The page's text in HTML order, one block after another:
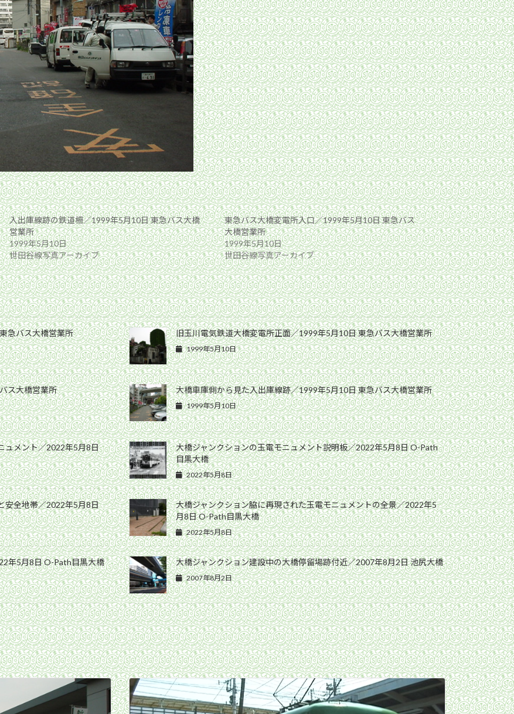
入出庫線跡の鉄道柵／1999年5月10日 東急バス大橋
営業所
1999年5月10日
世田谷線写真アーカイブ
東急バス大橋変電所入口／1999年5月10日 東急バス
大橋営業所
1999年5月10日
世田谷線写真アーカイブ
急バス大橋営業所 旧玉川電気鉄道大橋変電所正面／1999年5月10日 東急バス大橋営業所
1999年5月10日
ス大橋営業所 大橋車庫側から見た入出庫線跡／1999年5月10日 東急バス大橋営業所
1999年5月10日
ュメント／2022年5月8日
大橋ジャンクションの玉電モニュメント説明板／2022年5月8日 O-Path
目黒大橋
2022年5月8日
安全地帯／2022年5月8日
大橋ジャンクション脇に再現された玉電モニュメントの全景／2022年5
月8日 O-Path目黒大橋
2022年5月8日
年5月8日 O-Path目黒大橋 大橋ジャンクション建設中の大橋停留場跡付近／2007年8月2日 池尻大橋
2007年8月2日